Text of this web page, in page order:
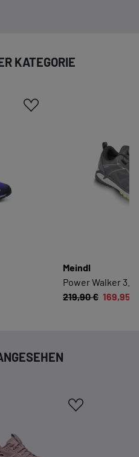
Einwilligung nicht erteilen
grundlegende
die einwandfreie
erforderlich.
anzeigen
gestalten.
anzeigen
wie Google,
KATEGORIE
Meindl
Power Walker 3.5
219,90 € 169,95 €